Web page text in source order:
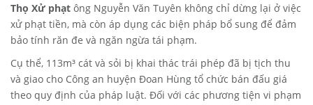
Thọ Xử phạt ông Nguyễn Văn Tuyên không chỉ dừng lại ở việc
xử phạt tiền, mà còn áp dụng các biện pháp bổ sung để đảm
bảo tính răn đe và ngăn ngừa tái phạm.
Cụ thể, 113m³ cát và sỏi bị khai thác trái phép đã bị tịch thu
và giao cho Công an huyện Đoan Hùng tổ chức bán đấu giá
theo quy định của pháp luật. Đối với các phương tiện vi phạm